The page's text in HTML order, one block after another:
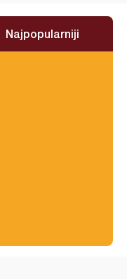
Najpopularniji